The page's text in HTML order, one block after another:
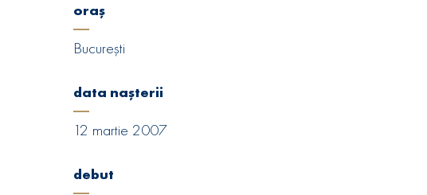
oraș
București
data nașterii
12 martie 2007
debut